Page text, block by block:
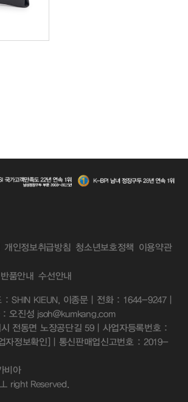
개인정보취급방침 청소년보호정책 이용약관
반품안내 수선안내
SHIN KIEUN, 이종문 | 전화 : 1644-9247 |
: 오진성 jsoh@kumkang.com
전동면 노장공단길 59 | 사업자등록번호 :
자정보확인] | 통신판매업신고번호 : 2019-
비아
right Reserved.